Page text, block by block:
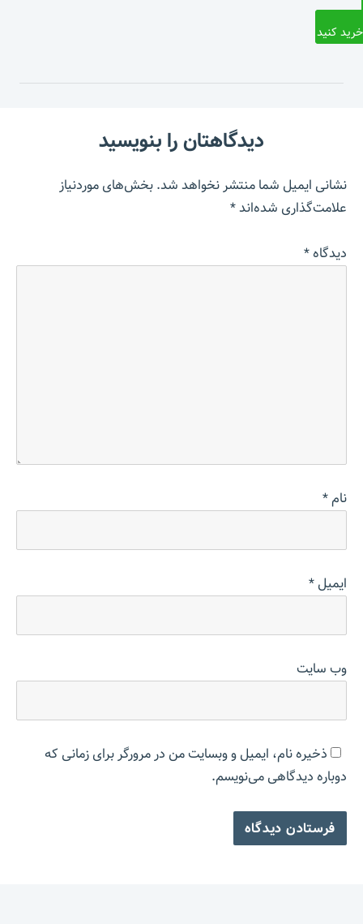
خرید کنید
دیدگاهتان را بنویسید
نشانی ایمیل شما منتشر نخواهد شد.بخش‌های موردنیاز
علامت‌گذاری شده‌اند*
دیدگاه*
نام*
ایمیل*
وب‌ سایت
ذخیره نام، ایمیل و وبسایت من در مرورگر برای زمانی که
دوباره دیدگاهی می‌نویسم.